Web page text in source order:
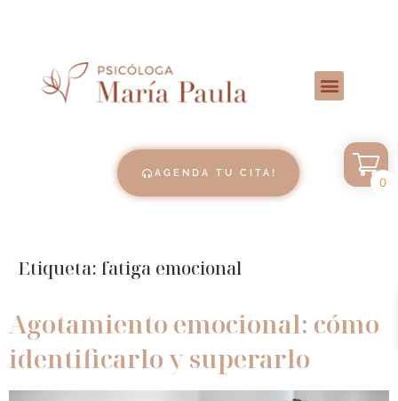
AGENDA TU CITA!
Etiqueta: fatiga emocional
Agotamiento emocional: cómo
identificarlo y superarlo
0